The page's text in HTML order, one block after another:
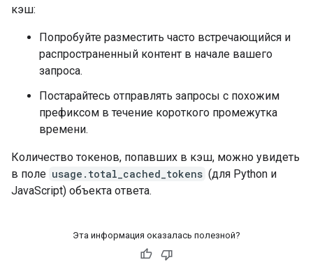
кэш:
Попробуйте разместить часто встречающийся и
распространенный контент в начале вашего
запроса.
Постарайтесь отправлять запросы с похожим
префиксом в течение короткого промежутка
времени.
Количество токенов, попавших в кэш, можно увидеть
в поле usage.total_cached_tokens (для Python и
JavaScript) объекта ответа.
Эта информация оказалась полезной?